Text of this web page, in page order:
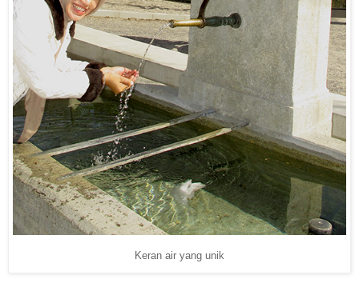
Keran air yang unik